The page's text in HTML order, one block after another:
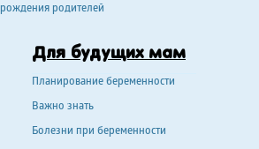
родителей
Для будущих мам
Планирование беременности
Важно знать
Болезни при беременности